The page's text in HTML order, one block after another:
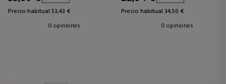
Precio habitual 53,43 €
0 opiniones
Precio habitual 34,50 €
0 opiniones